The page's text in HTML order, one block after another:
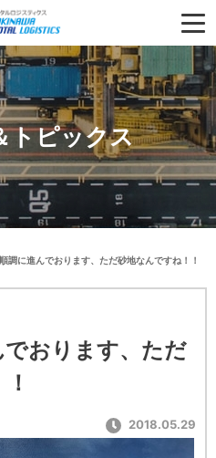
トピックス
調に進んでおります、ただ砂地なんですね！！
おります、ただ
2018.05.29